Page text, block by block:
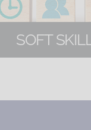
SOFT
corsi di